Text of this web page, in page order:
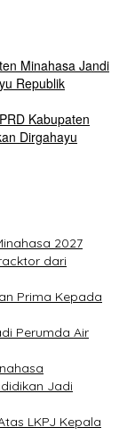
Minahasa Jandi
Republik
Kabupaten
Dirgahayu
2027
dari
Prima Kepada
Perumda Air
Jadi
LKPJ Kepala